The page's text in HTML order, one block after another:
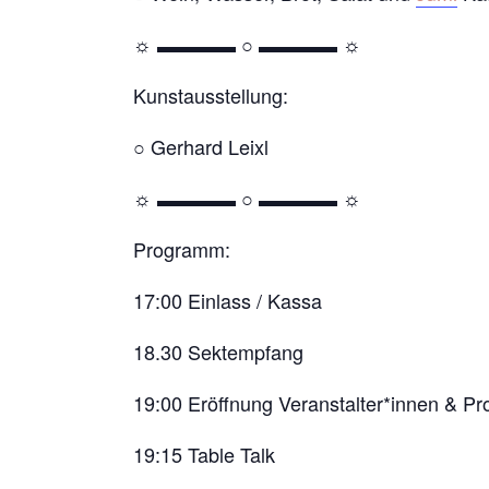
☼ ▬▬▬▬ ○ ▬▬▬▬ ☼
Kunstausstellung:
○ Gerhard Leixl
☼ ▬▬▬▬ ○ ▬▬▬▬ ☼
Programm:
17:00 Einlass / Kassa
18.30 Sektempfang
19:00 Eröffnung Veranstalter*innen &
19:15 Table Talk